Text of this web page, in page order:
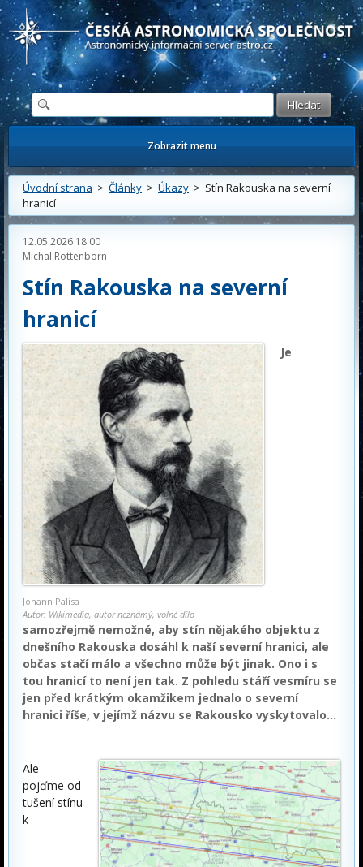
Česká astronomická společnost - Informační astronomický server
Zobrazit menu
Úvodní strana > Články > Úkazy > Stín Rakouska na severní
hranicí
12.05.2026 18:00
Michal Rottenborn
Stín Rakouska na severní
hranicí
Johann Palisa
Autor: Wikimedia, autor neznámý, volné dílo
Je
samozřejmě nemožné, aby stín nějakého objektu z
dnešního Rakouska dosáhl k naší severní hranici, ale
občas stačí málo a všechno může být jinak. Ono i s
tou hranicí to není jen tak. Z pohledu stáří vesmíru se
jen před krátkým okamžikem jednalo o severní
hranici říše, v jejímž názvu se Rakousko vyskytovalo…
Ale
pojďme od
tušení stínu
k